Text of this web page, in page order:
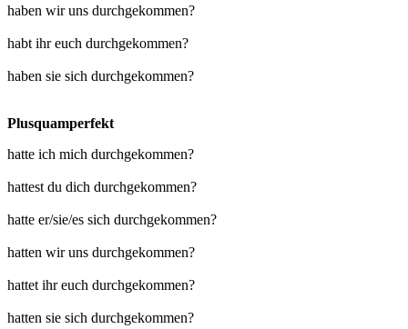
haben wir uns durchgekommen?
habt ihr euch durchgekommen?
haben sie sich durchgekommen?
Plusquamperfekt
hatte ich mich durchgekommen?
hattest du dich durchgekommen?
hatte er/sie/es sich durchgekommen?
hatten wir uns durchgekommen?
hattet ihr euch durchgekommen?
hatten sie sich durchgekommen?